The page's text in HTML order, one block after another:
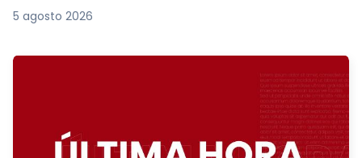
5 agosto 2026